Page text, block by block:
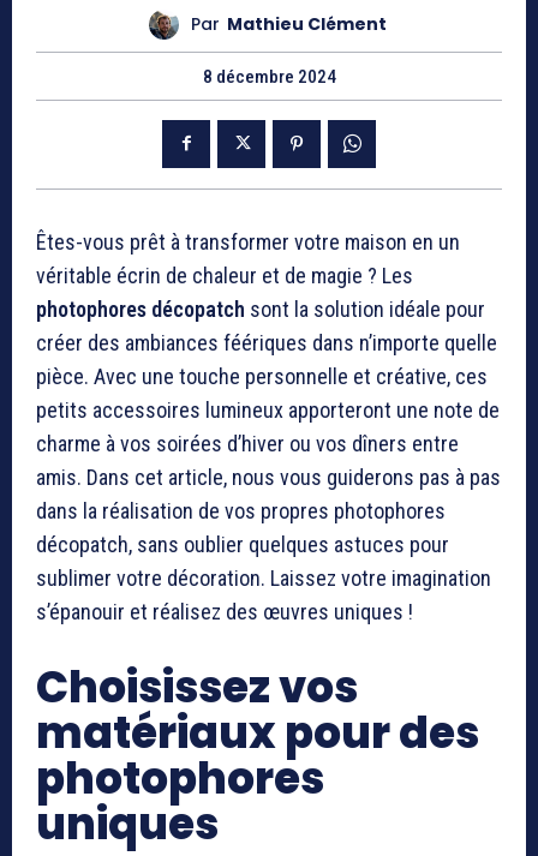
Par Mathieu Clément
8 décembre 2024
Êtes-vous prêt à transformer votre maison en un
véritable écrin de chaleur et de magie ? Les
photophores décopatch sont la solution idéale pour
créer des ambiances féériques dans n’importe quelle
pièce. Avec une touche personnelle et créative, ces
petits accessoires lumineux apporteront une note de
charme à vos soirées d’hiver ou vos dîners entre
amis. Dans cet article, nous vous guiderons pas à pas
dans la réalisation de vos propres photophores
décopatch, sans oublier quelques astuces pour
sublimer votre décoration. Laissez votre imagination
s’épanouir et réalisez des œuvres uniques !
Choisissez vos
matériaux pour des
photophores
uniques